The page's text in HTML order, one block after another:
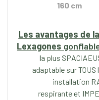
160 cm
Les avantages de
Lexagones
la plus
adaptable sur
installation
respirante et